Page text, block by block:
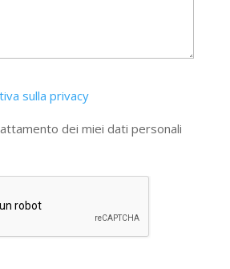
sulla privacy
dei miei dati personali